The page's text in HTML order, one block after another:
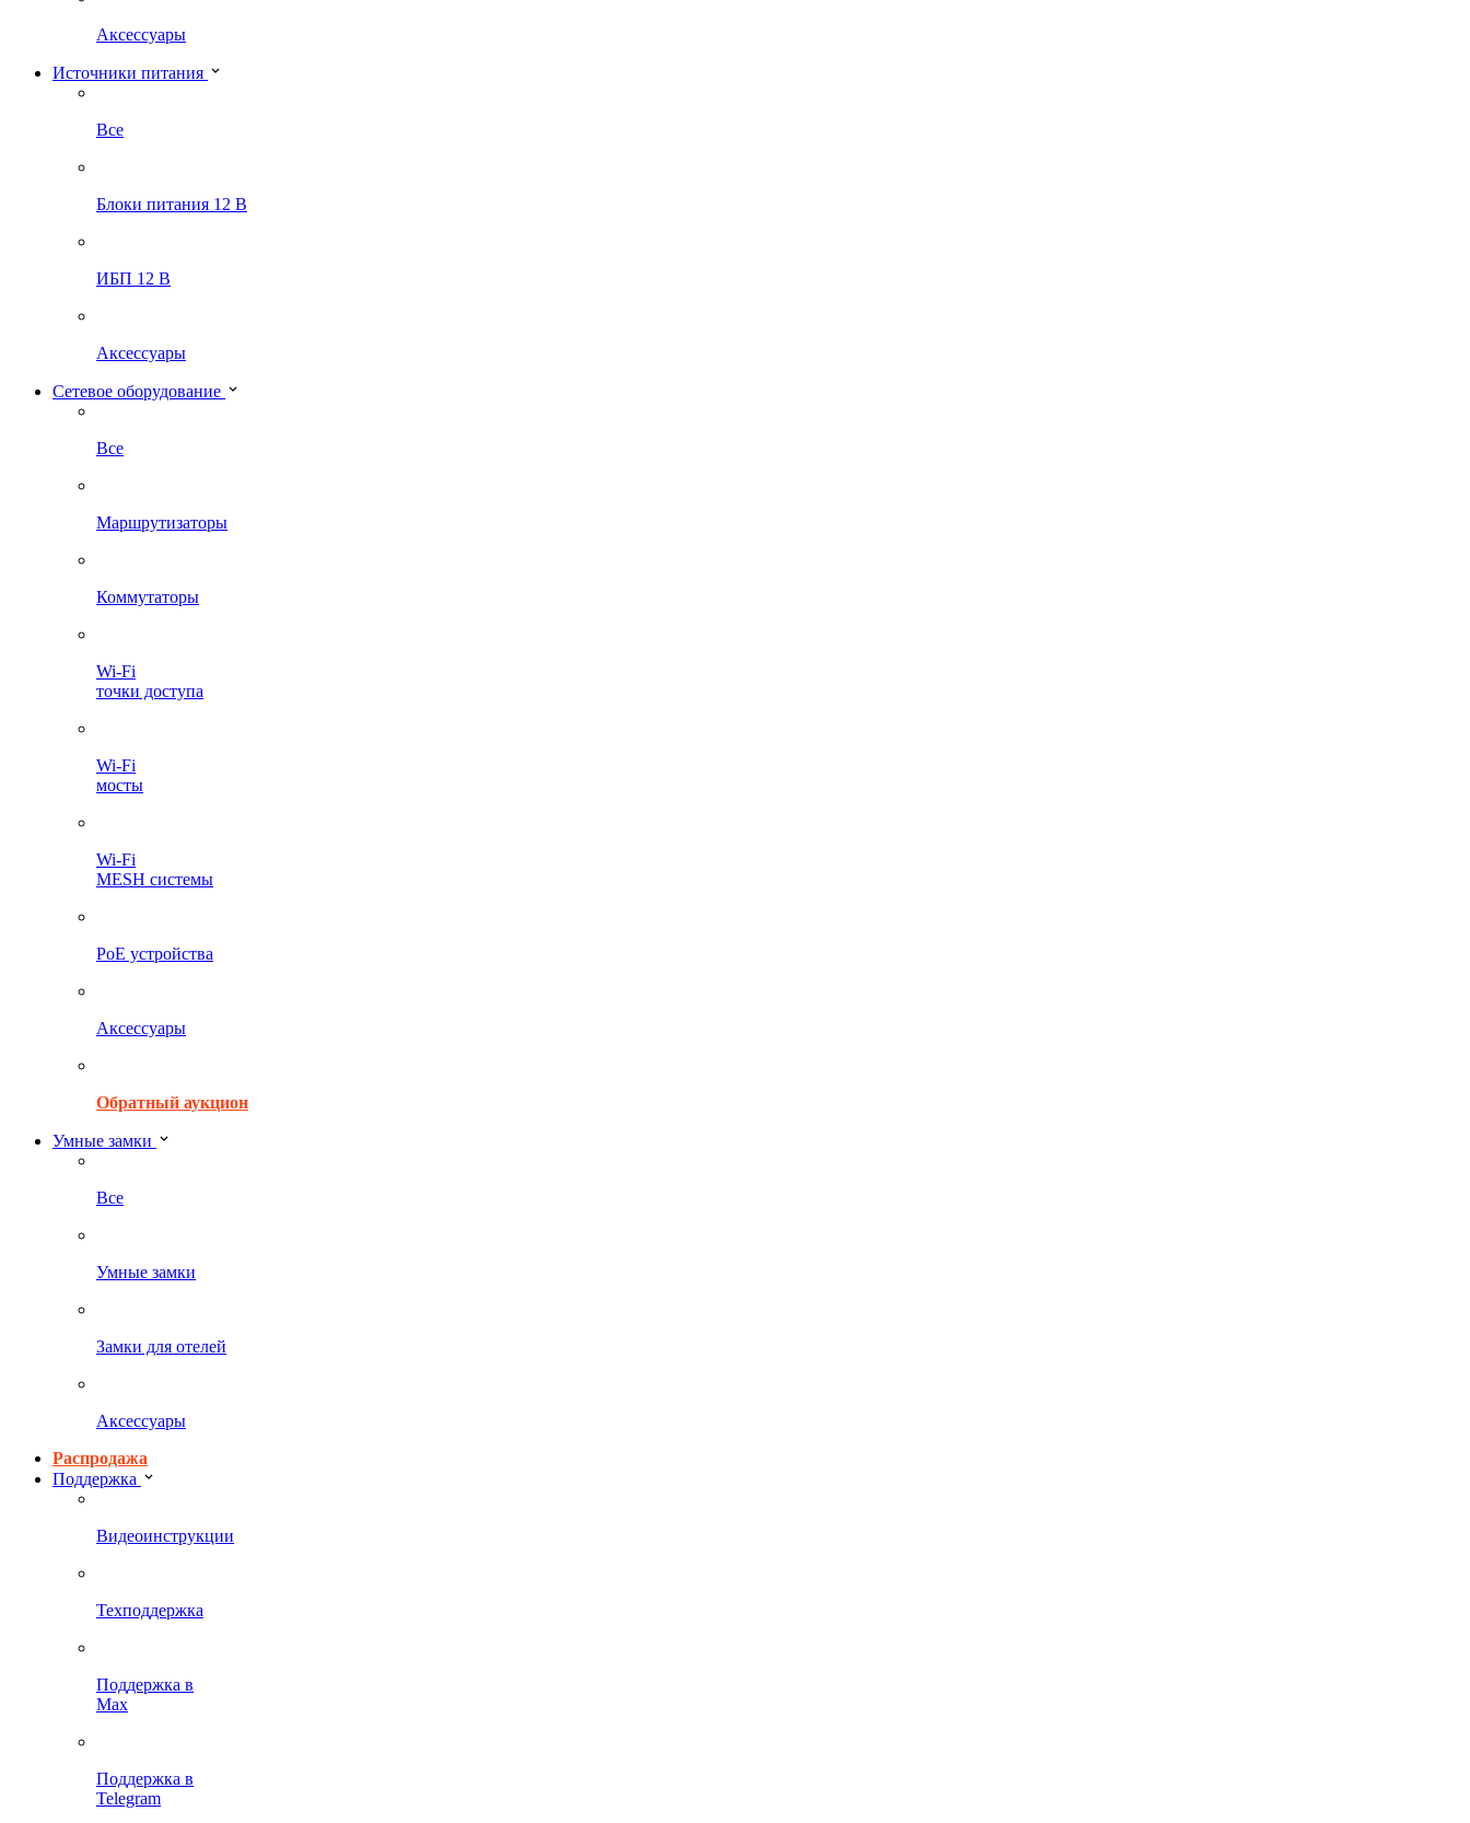
Аксессуары
Источники питания
Все
Блоки питания 12 В
ИБП 12 В
Аксессуары
Сетевое оборудование
Все
Маршрутизаторы
Коммутаторы
Wi-Fi
точки доступа
Wi-Fi
мосты
Wi-Fi
MESH системы
PoE устройства
Аксессуары
Обратный аукцион
Умные замки
Все
Умные замки
Замки для отелей
Аксессуары
Распродажа
Поддержка
Видеоинструкции
Техподдержка
Поддержка в
Max
Поддержка в
Telegram